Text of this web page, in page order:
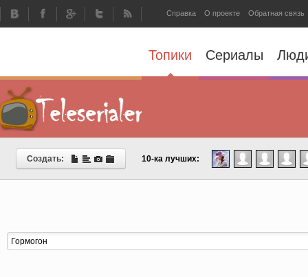
Справка О проекте Обратная связь
Топики Сериалы
Создать: 10-ка лучших: